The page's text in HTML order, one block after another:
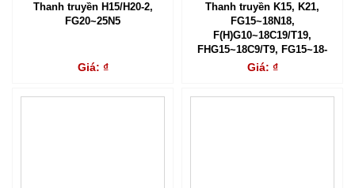
Thanh truyền H15/H20-2,
FG20~25N5
Giá: ₫
Thanh truyền K15, K21,
FG15~18N18,
F(H)G10~18C19/T19,
FHG15~18C9/T9, FG15~18-
17/-20
Giá: ₫